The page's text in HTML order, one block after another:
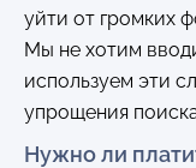
уйти от громких
Мы не хотим
используем эти
упрощения
Нужно ли